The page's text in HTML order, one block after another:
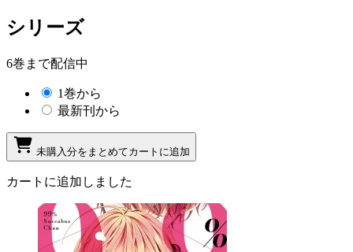
シリーズ
6巻まで配信中
1巻から
最新刊から
未購入分をまとめてカートに追加
カートに追加しました